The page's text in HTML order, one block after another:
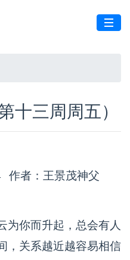
十三周周五）
作者：王景茂神父
为你而升起，总会有人
，关系越近越容易相信